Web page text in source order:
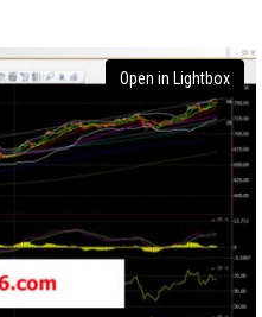
Open in Lightbox